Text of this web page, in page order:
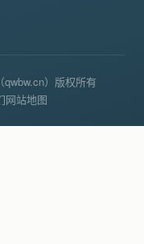
）版权所有
网站地图